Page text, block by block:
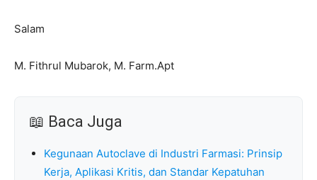
Salam
M. Fithrul Mubarok, M. Farm.Apt
📖 Baca Juga
Kegunaan Autoclave di Industri Farmasi: Prinsip
Kerja, Aplikasi Kritis, dan Standar Kepatuhan